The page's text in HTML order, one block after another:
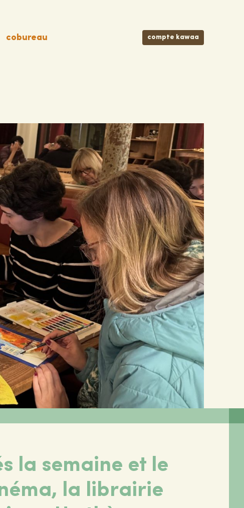
cobureau compte kawaa
la semaine et le
la librairie